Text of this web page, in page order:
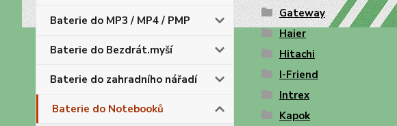
Baterie do MP3 / MP4 / PMP
Baterie do Bezdrát.myší
Baterie do zahradního nářadí
Baterie do Notebooků
Gateway
Haier
Hitachi
I-Friend
Intrex
Kapok